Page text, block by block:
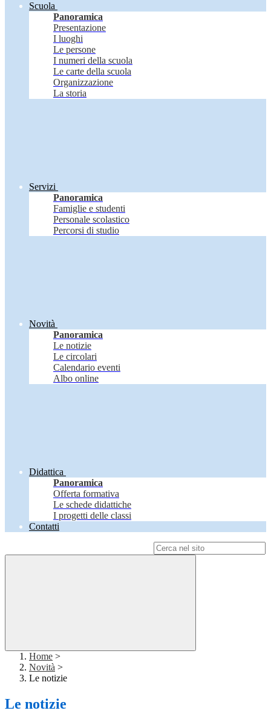
Scuola
Panoramica
Presentazione
I luoghi
Le persone
I numeri della scuola
Le carte della scuola
Organizzazione
La storia
Servizi
Panoramica
Famiglie e studenti
Personale scolastico
Percorsi di studio
Novità
Panoramica
Le notizie
Le circolari
Calendario eventi
Albo online
Didattica
Panoramica
Offerta formativa
Le schede didattiche
I progetti delle classi
Contatti
Home >
Novità >
Le notizie
Le notizie